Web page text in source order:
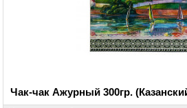
Чак-чак Ажурный 300гр.